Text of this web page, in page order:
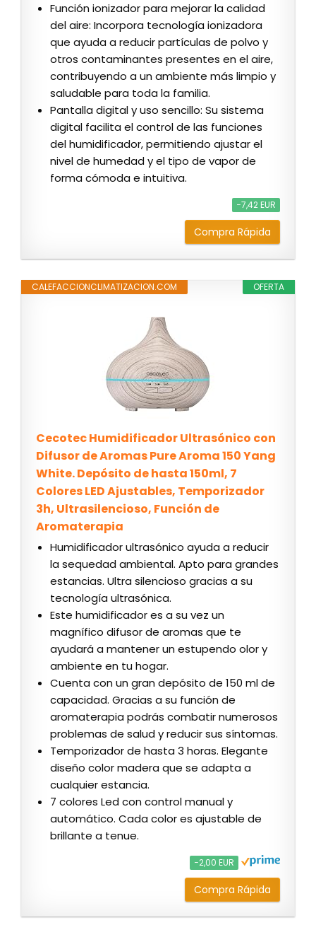
Función ionizador para mejorar la calidad
del aire: Incorpora tecnología ionizadora
que ayuda a reducir partículas de polvo y
otros contaminantes presentes en el aire,
contribuyendo a un ambiente más limpio y
saludable para toda la familia.
Pantalla digital y uso sencillo: Su sistema
digital facilita el control de las funciones
del humidificador, permitiendo ajustar el
nivel de humedad y el tipo de vapor de
forma cómoda e intuitiva.
−7,42 EUR
Compra Rápida
OFERTA
CALEFACCIONCLIMATIZACION.COM
Cecotec Humidificador Ultrasónico con
Difusor de Aromas Pure Aroma 150 Yang
White. Depósito de hasta 150ml, 7
Colores LED Ajustables, Temporizador
3h, Ultrasilencioso, Función de
Aromaterapia
Humidificador ultrasónico ayuda a reducir
la sequedad ambiental. Apto para grandes
estancias. Ultra silencioso gracias a su
tecnología ultrasónica.
Este humidificador es a su vez un
magnífico difusor de aromas que te
ayudará a mantener un estupendo olor y
ambiente en tu hogar.
Cuenta con un gran depósito de 150 ml de
capacidad. Gracias a su función de
aromaterapia podrás combatir numerosos
problemas de salud y reducir sus síntomas.
Temporizador de hasta 3 horas. Elegante
diseño color madera que se adapta a
cualquier estancia.
7 colores Led con control manual y
automático. Cada color es ajustable de
brillante a tenue.
−2,00 EUR
Compra Rápida